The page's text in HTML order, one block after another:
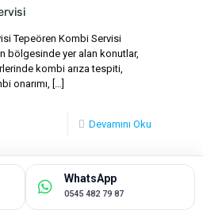
Tepeören Kombi Servisi
bölgesinde yer alan konutlar,
kombi arıza tespiti,
onarımı, […]
Devamını Oku
WhatsApp
0545 482 79 87